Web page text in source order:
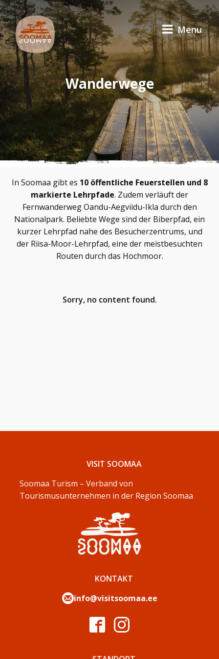
Menu
Wanderwege
In Soomaa gibt es 10 öffentliche Feuerstellen und 8
markierte Lehrpfade. Zudem verläuft der
Fernwanderweg Oandu-Aegviidu-Ikla durch den
Nationalpark. Beliebte Wege sind der Biberpfad, ein
kurzer Lehrpfad nahe des Besucherzentrums, und
der Riisa-Moor-Lehrpfad, eine der meistbesuchten
Routen durch das Hochmoor.
Sorry, no content found.
VISIT SOOMAA
Soomaa Turism – Verband von
Tourismusunternehmen in der Region Soomaa
KONTAKT
info@visitsoomaa.ee